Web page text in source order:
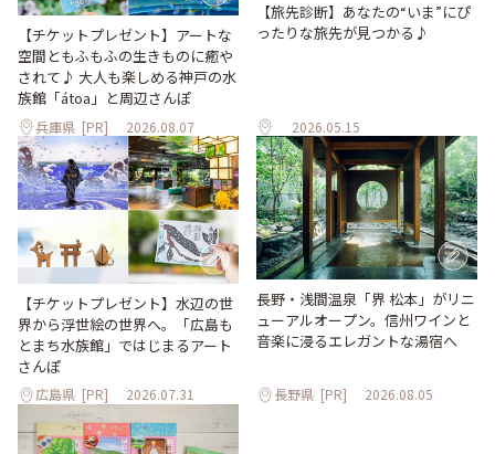
【チケットプレゼント】アートな
空間ともふもふの生きものに癒や
されて♪ 大人も楽しめる神戸の水
族館「átoa」と周辺さんぽ
兵庫県 [PR] 2026.08.07
【旅先診断】あなたの“いま”にぴ
ったりな旅先が見つかる♪
2026.05.15
【チケットプレゼント】水辺の世
界から浮世絵の世界へ。「広島も
とまち水族館」ではじまるアート
さんぽ
広島県 [PR] 2026.07.31
長野・浅間温泉「界 松本」がリニ
ューアルオープン。信州ワインと
音楽に浸るエレガントな湯宿へ
長野県 [PR] 2026.08.05